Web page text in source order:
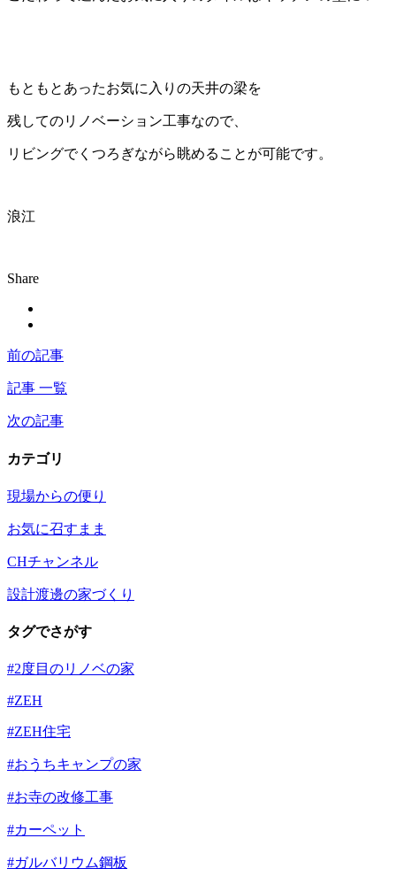
もともとあったお気に入りの天井の梁を
残してのリノベーション工事なので、
リビングでくつろぎながら眺めることが可能です。
浪江
Share
前の記事
記事 一覧
次の記事
カテゴリ
現場からの便り
お気に召すまま
CHチャンネル
設計渡邊の家づくり
タグでさがす
#2度目のリノベの家
#ZEH
#ZEH住宅
#おうちキャンプの家
#お寺の改修工事
#カーペット
#ガルバリウム鋼板